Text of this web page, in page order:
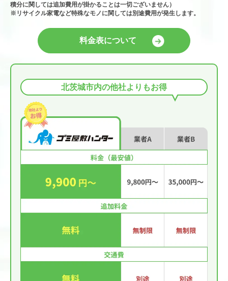
積分に関しては追加費用が掛かることは一切ございません）
※リサイクル家電など特殊なモノに関しては別途費用が発生します。
料金表について
北茨城市内の他社よりもお得